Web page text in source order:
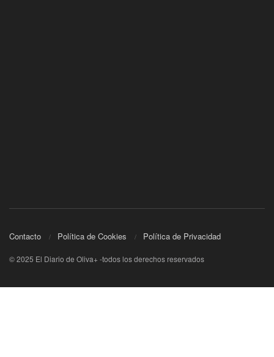
Contacto Política de Cookies Política de Privacidad
© 2025 El Diario de Oliva+ -todos los derechos reservados